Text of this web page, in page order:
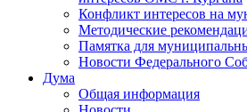
Конфликт интересов на
Методические
Памятка для
Новости Федерального
Дума
Общая информация